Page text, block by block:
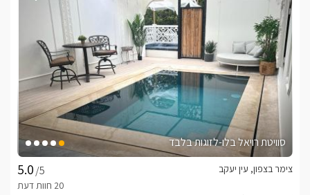
סוויטת רויאל בלו-לזוגות בלבד
/5
צימר בצפון, עין יעקב